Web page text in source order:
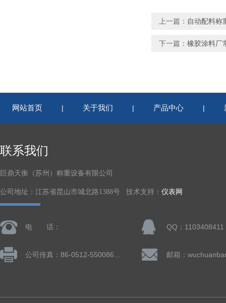
上一篇： 自动配料称
下一篇： 橡胶涂料厂
网站首页 | 关于我们 | 产品中心 |
联系我们
巨鼎天衡（苏州）称重设备有限公司
公司地址：江苏省昆山市城北路1388号 技术支持： 仪表网
电 话： QQ：1103408411